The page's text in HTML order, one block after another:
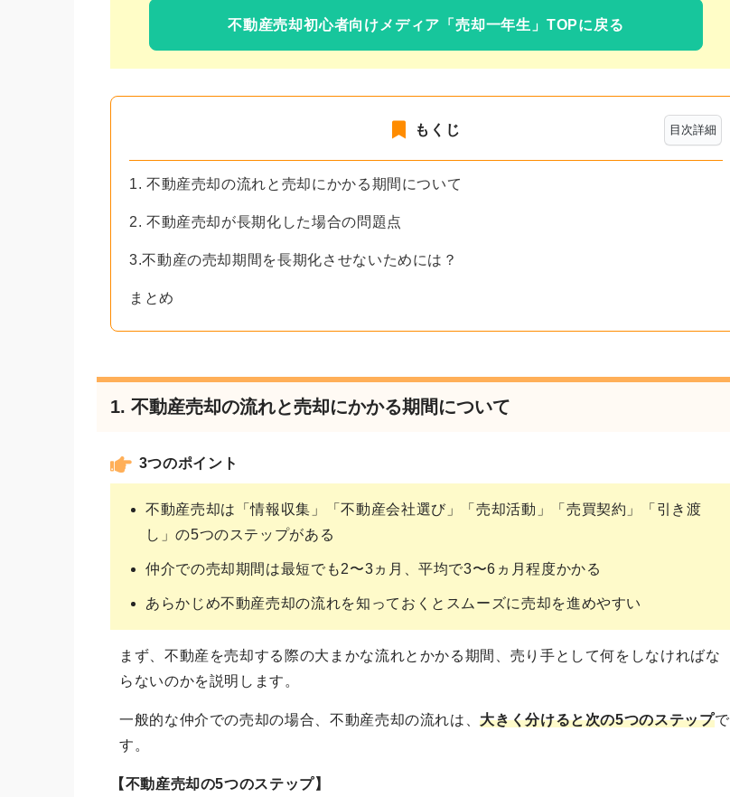
不動産売却初心者向けメディア 「売却一年生」TOPに戻る
目次詳細
もくじ
1. 不動産売却の流れと売却にかかる期間について
2. 不動産売却が長期化した場合の問題点
3.不動産の売却期間を長期化させないためには？
まとめ
1. 不動産売却の流れと売却にかかる期間について
3つのポイント
不動産売却は「情報収集」「不動産会社選び」「売却活動」「売買契約」「引き渡
し」の5つのステップがある
仲介での売却期間は最短でも2〜3ヵ月、平均で3〜6ヵ月程度かかる
あらかじめ不動産売却の流れを知っておくとスムーズに売却を進めやすい
まず、不動産を売却する際の大まかな流れとかかる期間、売り手として何をしなければな
らないのかを説明します。
一般的な仲介での売却の場合、不動産売却の流れは、大きく分けると次の5つのステップで
す。
【不動産売却の5つのステップ】